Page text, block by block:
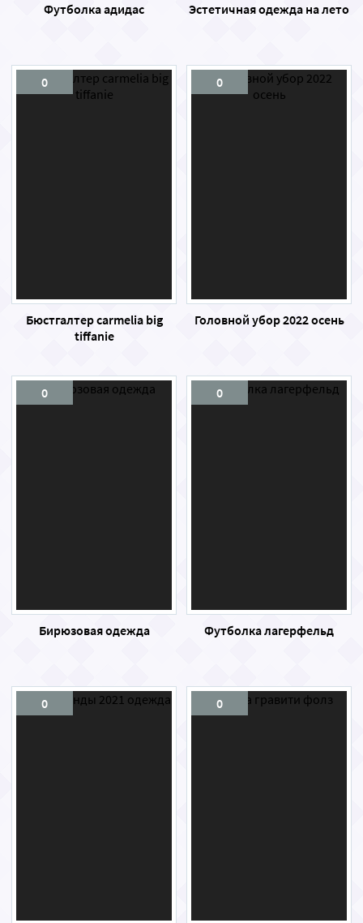
Футболка адидас Эстетичная одежда на лето
0
Бюстгалтер carmelia big
tiffanie
0
Головной убор 2022 осень
0
Бирюзовая одежда
0
Футболка лагерфельд
0 0